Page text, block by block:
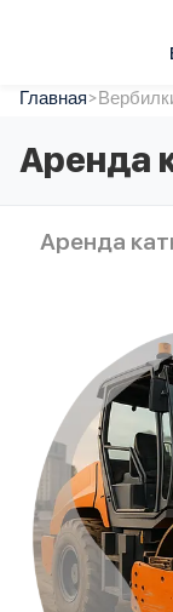
Услуги
Автопарк
Тарифы
О компании
Отзывы
Главная>
Аренда
Аренда